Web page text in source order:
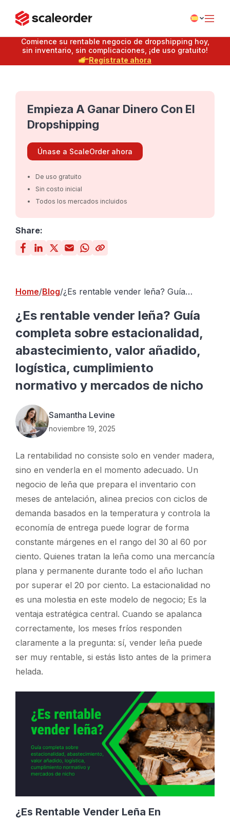
Comience su rentable negocio de dropshipping hoy,
sin inventario, sin complicaciones, ¡de uso gratuito!
Regístrate ahora
Empieza A Ganar Dinero Con El
Dropshipping
Únase a ScaleOrder ahora
De uso gratuito
Sin costo inicial
Todos los mercados incluidos
Share:
Home Blog ¿Es rentable vender leña? Guía
abastecimiento, valor añadido,
logística, cumplimiento normativo y
mercados de nicho
¿Es rentable vender leña? Guía
completa sobre estacionalidad,
abastecimiento, valor añadido,
logística, cumplimiento
normativo y mercados de nicho
Samantha Levine
noviembre 19, 2025
La rentabilidad no consiste solo en vender madera,
sino en venderla en el momento adecuado. Un
negocio de leña que prepara el inventario con
meses de antelación, alinea precios con ciclos de
demanda basados en la temperatura y controla la
economía de entrega puede lograr de forma
constante márgenes en el rango del 30 al 60 por
ciento. Quienes tratan la leña como una mercancía
plana y permanente durante todo el año luchan
por superar el 20 por ciento. La estacionalidad no
es una molestia en este modelo de negocio; Es la
ventaja estratégica central. Cuando se apalanca
correctamente, los meses fríos responden
claramente a la pregunta: sí, vender leña puede
ser muy rentable, si estás listo antes de la primera
helada.
¿Es Rentable Vender Leña En